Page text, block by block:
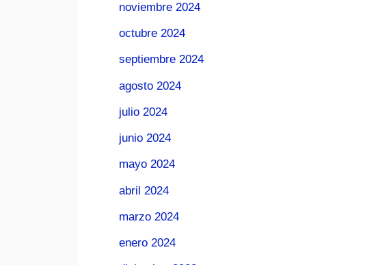
noviembre 2024
octubre 2024
septiembre 2024
agosto 2024
julio 2024
junio 2024
mayo 2024
abril 2024
marzo 2024
enero 2024